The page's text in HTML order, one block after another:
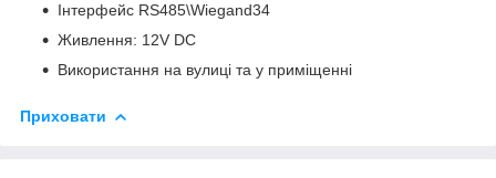
Інтерфейс RS485\Wiegand34
Живлення: 12V DC
Використання на вулиці та у приміщенні
Приховати